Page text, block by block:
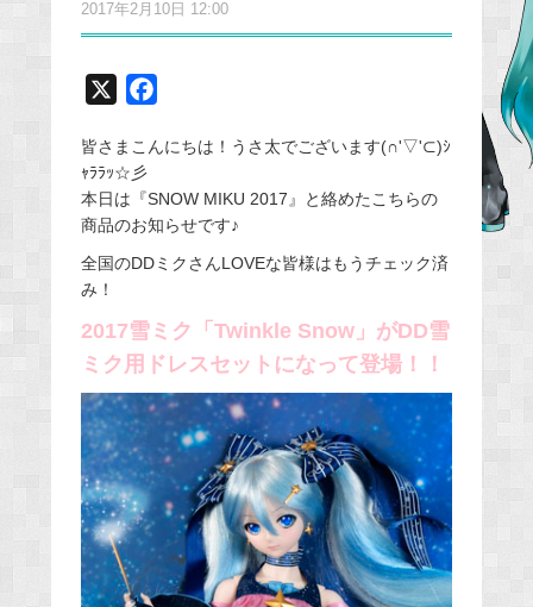
2017年2月10日 12:00
c
o
皆さまこんにちは！うさ太でございます(∩'▽'⊂)ｼ
ｬﾗﾗｯ☆彡
本日は『SNOW MIKU 2017』と絡めたこちらの
商品のお知らせです♪
全国のDDミクさんLOVEな皆様はもうチェック済
み！
2017雪ミク「Twinkle Snow」がDD雪
ミク用ドレスセットになって登場！！